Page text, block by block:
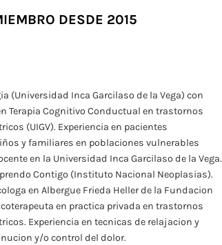
DESDE 2015
(Universidad Inca Garcilaso de la Vega) con
Terapia Cognitivo Conductual en trastornos
(UIGV). Experiencia en pacientes
y familiares en poblaciones vulnerables
en la Universidad Inca Garcilaso de la Vega.
Contigo (Instituto Nacional Neoplasias).
en Albergue Frieda Heller de la Fundacion
en practica privada en trastornos
Experiencia en tecnicas de relajacion y
y/o control del dolor.